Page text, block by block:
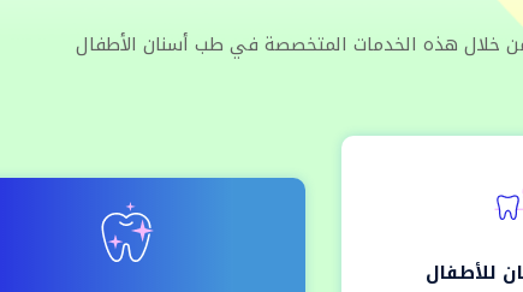
خلال هذه الخدمات المتخصصة في طب أسنان الأطفال
للأطفال